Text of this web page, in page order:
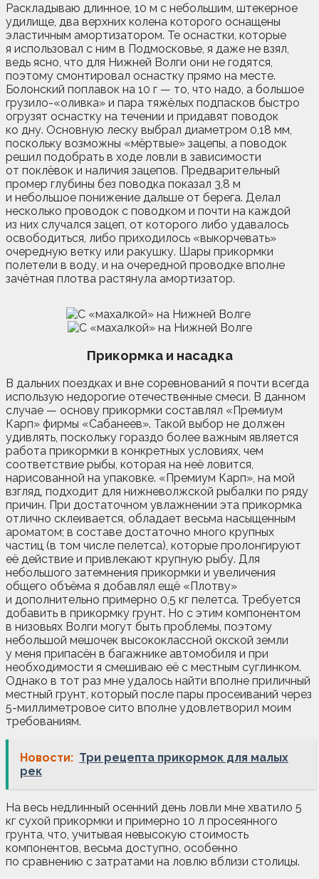
Раскладываю длинное, 10 м с небольшим, штекерное
удилище, два верхних колена которого оснащены
эластичным амортизатором. Те оснастки, которые
я использовал с ним в Подмосковье, я даже не взял,
ведь ясно, что для Нижней Волги они не годятся,
поэтому смонтировал оснастку прямо на месте.
Болонский поплавок на 10 г — то, что надо, а большое
грузило-«оливка» и пара тяжёлых подпасков быстро
огрузят оснастку на течении и придавят поводок
ко дну. Основную леску выбрал диаметром 0,18 мм,
поскольку возможны «мёртвые» зацепы, а поводок
решил подобрать в ходе ловли в зависимости
от поклёвок и наличия зацепов. Предварительный
промер глубины без поводка показал 3,8 м
и небольшое понижение дальше от берега. Делал
несколько проводок с поводком и почти на каждой
из них случался зацеп, от которого либо удавалось
освободиться, либо приходилось «выкорчевать»
очередную ветку или ракушку. Шары прикормки
полетели в воду, и на очередной проводке вполне
зачётная плотва растянула амортизатор.
Прикормка и насадка
В дальних поездках и вне соревнований я почти всегда
использую недорогие отечественные смеси. В данном
случае — основу прикормки составлял «Премиум
Карп» фирмы «Сабанеев». Такой выбор не должен
удивлять, поскольку гораздо более важным является
работа прикормки в конкретных условиях, чем
соответствие рыбы, которая на неё ловится,
нарисованной на упаковке. «Премиум Карп», на мой
взгляд, подходит для нижневолжской рыбалки по ряду
причин. При достаточном увлажнении эта прикормка
отлично склеивается, обладает весьма насыщенным
ароматом; в составе достаточно много крупных
частиц (в том числе пелетса), которые пролонгируют
её действие и привлекают крупную рыбу. Для
небольшого затемнения прикормки и увеличения
общего объёма я добавлял ещё «Плотву»
и дополнительно примерно 0,5 кг пелетса. Требуется
добавить в прикормку грунт. Но с этим компонентом
в низовьях Волги могут быть проблемы, поэтому
небольшой мешочек высококлассной окской земли
у меня припасён в багажнике автомобиля и при
необходимости я смешиваю её с местным суглинком.
Однако в тот раз мне удалось найти вполне приличный
местный грунт, который после пары просеиваний через
5-миллиметровое сито вполне удовлетворил моим
требованиям.
Новости: Три рецепта прикормок для малых
рек
На весь недлинный осенний день ловли мне хватило 5
кг сухой прикормки и примерно 10 л просеянного
грунта, что, учитывая невысокую стоимость
компонентов, весьма доступно, особенно
по сравнению с затратами на ловлю вблизи столицы.